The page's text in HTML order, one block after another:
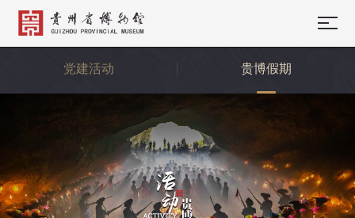
党建活动 贵博假期